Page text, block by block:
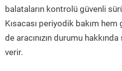
balataların kontrolü güvenli
Kısacası periyodik bakım
de aracınızın durumu
verir.